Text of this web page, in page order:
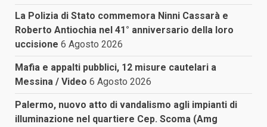
La Polizia di Stato commemora Ninni Cassarà e
Roberto Antiochia nel 41° anniversario della loro
uccisione 6 Agosto 2026
Mafia e appalti pubblici, 12 misure cautelari a
Messina / Video 6 Agosto 2026
Palermo, nuovo atto di vandalismo agli impianti di
illuminazione nel quartiere Cep. Scoma (Amg